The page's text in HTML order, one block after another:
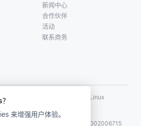
来增强用户体验。
新闻中心
合作伙伴
活动
联系商务
，以及相关的开源项目名称为 Linux
信息科技有限公司保留所有权利
沪公网安备31011002006715